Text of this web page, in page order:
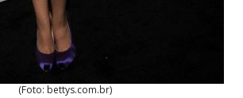
(Foto: bettys.com.br)